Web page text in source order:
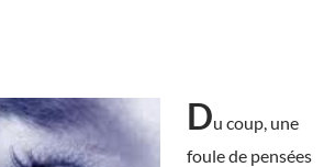
Du coup, une
foule de pensées